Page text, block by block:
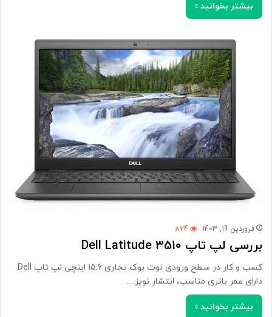
بیشتر بخوانید »
فروردین 19, 1403 824
بررسی لپ تاپ Dell Latitude 3510
کسب و کار در سطح ورودی نوت بوک تجاری 15.6 اینچی لپ تاپ Dell
دارای عمر باتری مناسب، انتشار نویز…
بیشتر بخوانید »